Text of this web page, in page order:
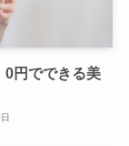
0円でできる美